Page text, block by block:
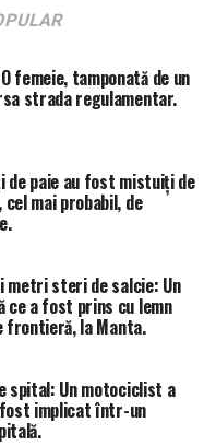
femeie, tamponată de un
strada regulamentar.
de paie au fost mistuiți de
mai probabil, de
metri steri de salcie: Un
ce a fost prins cu lemn
frontieră, la Manta.
spital: Un motociclist a
implicat într-un